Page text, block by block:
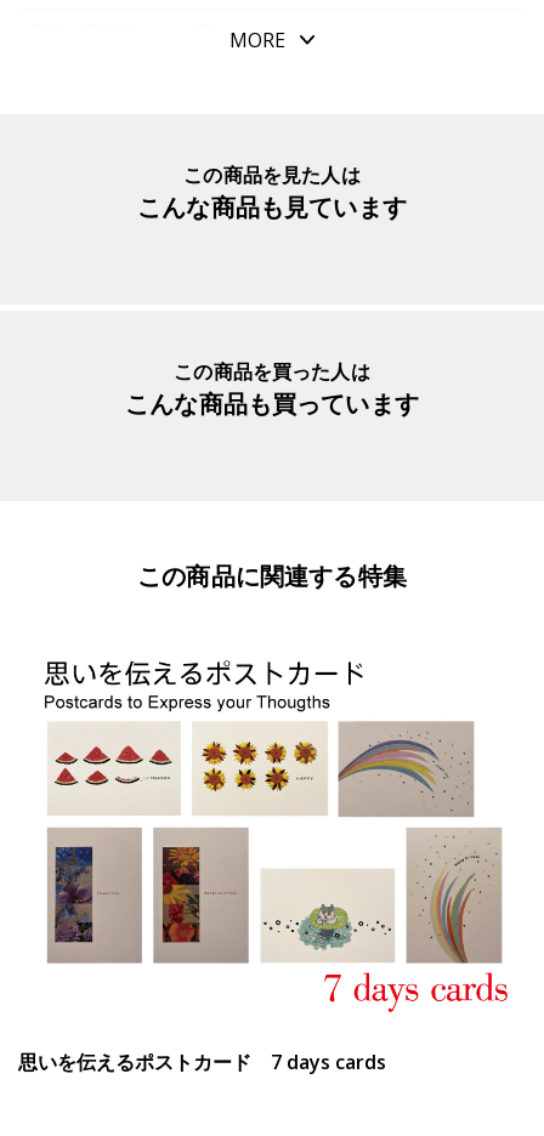
yaya200
MORE
この商品を見た人は
こんな商品も見ています
この商品を買った人は
こんな商品も買っています
この商品に関連する特集
思いを伝えるポストカード 7 days cards